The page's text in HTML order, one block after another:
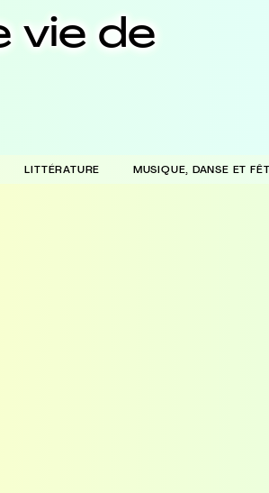
vie de
LITTÉRATURE MUSIQUE, DANSE ET